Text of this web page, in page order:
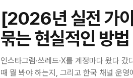
[2026년 실전 가
묶는 현실적인 방법
인스타그램·쓰레드·X를 계정마다 왔다
때 뭘 봐야 하는지, 그리고 한국 채널 운